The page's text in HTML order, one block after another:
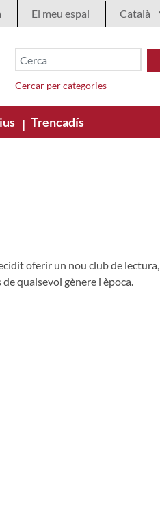
El meu espai
Cercar per categories
| Trencadís
oferir un nou club de lectura,
qualsevol gènere i època.